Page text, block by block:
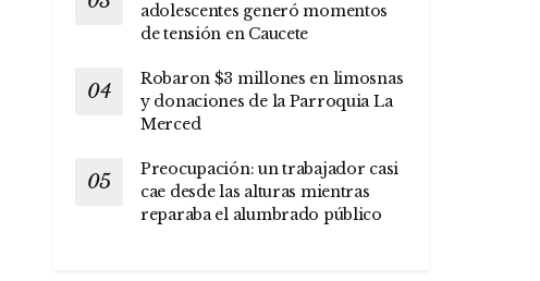
adolescentes generó momentos
de tensión en Caucete
Robaron $3 millones en limosnas
y donaciones de la Parroquia La
Merced
Preocupación: un trabajador casi
cae desde las alturas mientras
reparaba el alumbrado público